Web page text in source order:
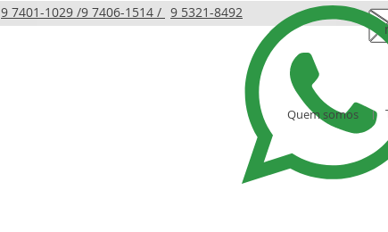
9 7401-1029 / 9 5321-8492
9 7406-1514 /
Quem somos